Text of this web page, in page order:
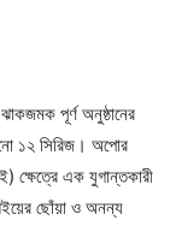
পূর্ণ অনুষ্ঠানের
১২ সিরিজ। অপোর
ক্ষেত্রে এক যুগান্তকারী
ছোঁয়া ও অনন্য